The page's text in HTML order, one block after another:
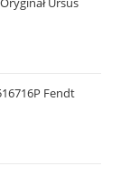
Fendt